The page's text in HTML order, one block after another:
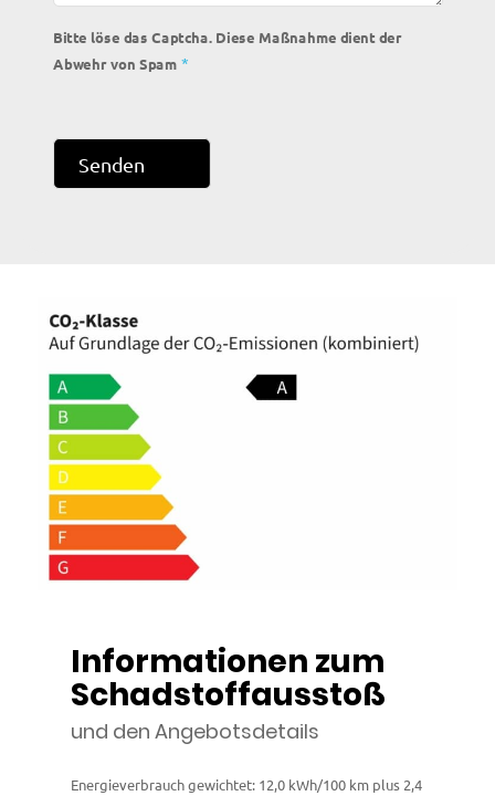
Bitte löse das Captcha. Diese Maßnahme dient der
Abwehr von Spam *
Informationen zum
Schadstoffausstoß
und den Angebotsdetails
Energieverbrauch gewichtet: 12,0 kWh/100 km plus 2,4